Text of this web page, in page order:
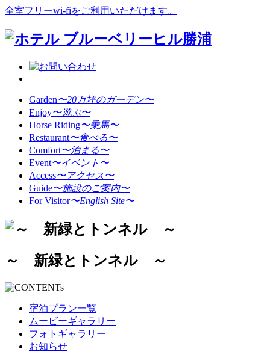
全室フリーwi-fiをご利用いただけます。
Garden〜20万坪のガーデン〜
Enjoy〜遊ぶ〜
Horse Riding〜乗馬〜
Restaurant〜食べる〜
Comfort〜泊まる〜
Event〜イベント〜
Access〜アクセス〜
Guide〜施設のご案内〜
For Visitor〜English Site〜
～ 新緑とトンネル ～
宿泊プラン一覧
ムービーギャラリー
フォトギャラリー
お知らせ